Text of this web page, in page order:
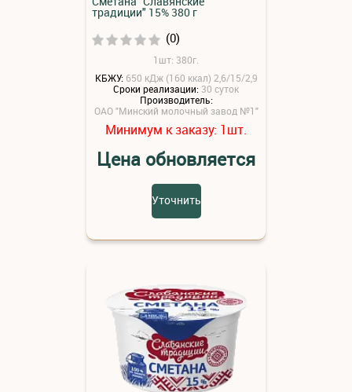
традиции" 15% 380 г
(0)
1шт: 380г.
КБЖУ: 650 кДж (160 ккал) 2,6/15/2,9
Сроки реализации: 30 суток
Производитель:
ОАО "Минский молочный завод №1"
Минимум к заказу: 1шт.
Цена обновляется
Уточнить